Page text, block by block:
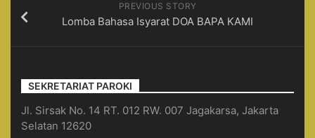
PREVIOUS STORY
Lomba Bahasa Isyarat DOA BAPA KAMI
SEKRETARIAT PAROKI
Jl. Sirsak No. 14 RT. 012 RW. 007 Jagakarsa, Jakarta
Selatan 12620